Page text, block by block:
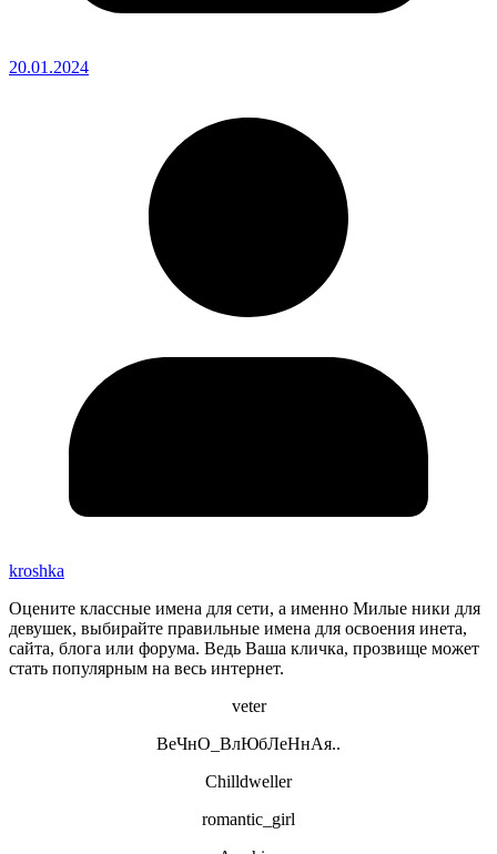
20.01.2024
kroshka
Оцените классные имена для сети, а именно Милые ники для
девушек, выбирайте правильные имена для освоения инета,
сайта, блога или форума. Ведь Ваша кличка, прозвище может
стать популярным на весь интернет.
veter
ВеЧнО_ВлЮбЛеНнАя..
Chilldweller
romantic_girl